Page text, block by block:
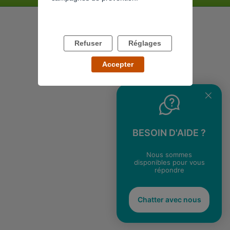
Refuser Réglages
Accepter
BESOIN D'AIDE ?
Nous sommes
disponibles pour vous
répondre
Chatter avec nous